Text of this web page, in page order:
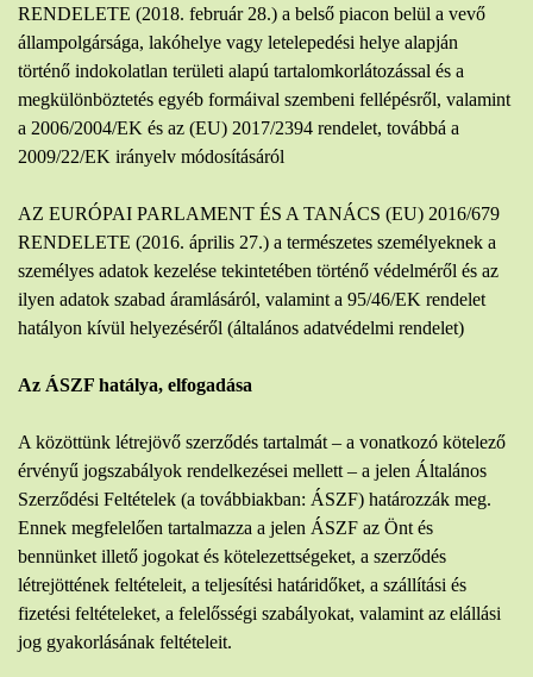
RENDELETE (2018. február 28.) a belső piacon belül a vevő
állampolgársága, lakóhelye vagy letelepedési helye alapján
történő indokolatlan területi alapú tartalomkorlátozással és a
megkülönböztetés egyéb formáival szembeni fellépésről, valamint
a 2006/2004/EK és az (EU) 2017/2394 rendelet, továbbá a
2009/22/EK irányelv módosításáról
AZ EURÓPAI PARLAMENT ÉS A TANÁCS (EU) 2016/679
RENDELETE (2016. április 27.) a természetes személyeknek a
személyes adatok kezelése tekintetében történő védelméről és az
ilyen adatok szabad áramlásáról, valamint a 95/46/EK rendelet
hatályon kívül helyezéséről (általános adatvédelmi rendelet)
Az ÁSZF hatálya, elfogadása
A közöttünk létrejövő szerződés tartalmát – a vonatkozó kötelező
érvényű jogszabályok rendelkezései mellett – a jelen Általános
Szerződési Feltételek (a továbbiakban: ÁSZF) határozzák meg.
Ennek megfelelően tartalmazza a jelen ÁSZF az Önt és
bennünket illető jogokat és kötelezettségeket, a szerződés
létrejöttének feltételeit, a teljesítési határidőket, a szállítási és
fizetési feltételeket, a felelősségi szabályokat, valamint az elállási
jog gyakorlásának feltételeit.